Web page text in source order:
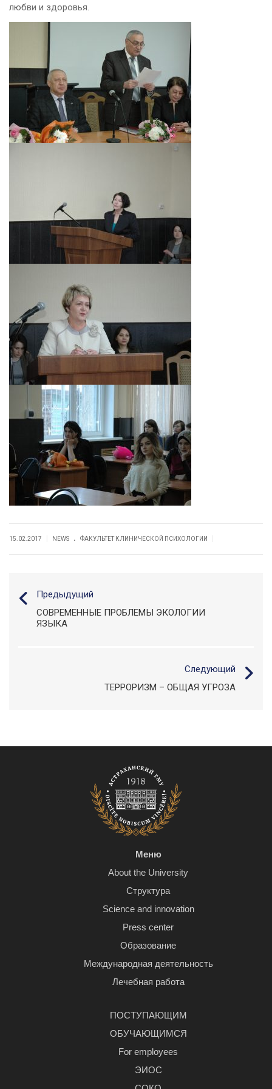
любви и здоровья.
15.02.2017 NEWS . ФАКУЛЬТЕТ КЛИНИЧЕСКОЙ ПСИХОЛОГИИ
Предыдущий
СОВРЕМЕННЫЕ ПРОБЛЕМЫ ЭКОЛОГИИ
ЯЗЫКА
Следующий
ТЕРРОРИЗМ – ОБЩАЯ УГРОЗА
Меню
About the University
Структура
Science and innovation
Press center
Образование
Международная деятельность
Лечебная работа
ПОСТУПАЮЩИМ
ОБУЧАЮЩИМСЯ
For employees
ЭИОС